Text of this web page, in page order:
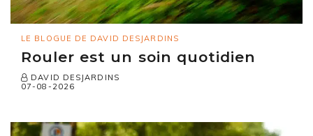
LE BLOGUE DE DAVID DESJARDINS
Rouler est un soin quotidien
DAVID DESJARDINS
07-08-2026